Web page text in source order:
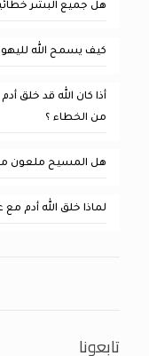
هل جميع البشر
كيف يسمح الله
أذا كان الله قد خلق
من الخطاء ؟
هل المسيح ملعون
لماذا خلق الله أدم
تابعونا